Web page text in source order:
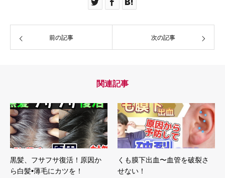
前の記事 次の記事
関連記事
黒髪、フサフサ復活！原因か
ら白髪•薄毛にカツを！
くも膜下出血〜血管を破裂さ
せない！